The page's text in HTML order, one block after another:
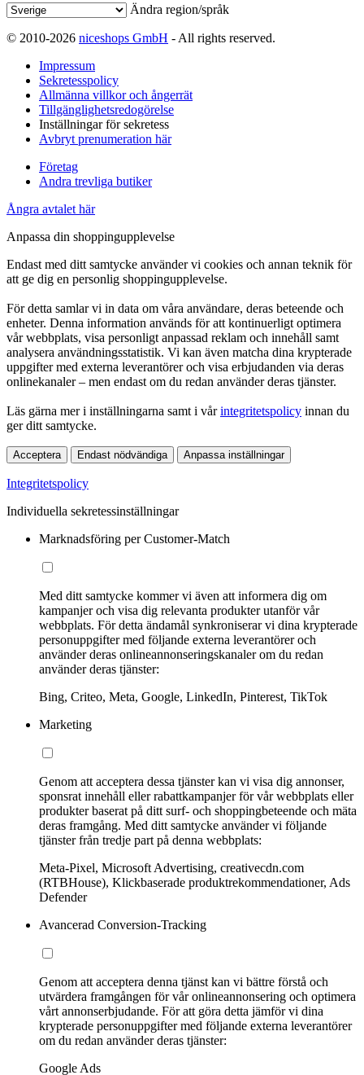
Ändra region/språk
© 2010-2026 niceshops GmbH - All rights reserved.
Impressum
Sekretesspolicy
Allmänna villkor och ångerrät
Tillgänglighetsredogörelse
Inställningar för sekretess
Avbryt prenumeration här
Företag
Andra trevliga butiker
Ångra avtalet här
Anpassa din shoppingupplevelse
Endast med ditt samtycke använder vi cookies och annan teknik för
att ge dig en personlig shoppingupplevelse.
För detta samlar vi in data om våra användare, deras beteende och
enheter. Denna information används för att kontinuerligt optimera
vår webbplats, visa personligt anpassad reklam och innehåll samt
analysera användningsstatistik. Vi kan även matcha dina krypterade
uppgifter med externa leverantörer och visa erbjudanden via deras
onlinekanaler – men endast om du redan använder deras tjänster.
Läs gärna mer i inställningarna samt i vårintegritetspolicy innan du
ger ditt samtycke.
Acceptera Endast nödvändiga Anpassa inställningar
Integritetspolicy
Individuella sekretessinställningar
Marknadsföring per Customer-Match
Med ditt samtycke kommer vi även att informera dig om
kampanjer och visa dig relevanta produkter utanför vår
webbplats. För detta ändamål synkroniserar vi dina krypterade
personuppgifter med följande externa leverantörer och
använder deras onlineannonseringskanaler om du redan
använder deras tjänster:
Bing, Criteo, Meta, Google, LinkedIn, Pinterest, TikTok
Marketing
Genom att acceptera dessa tjänster kan vi visa dig annonser,
sponsrat innehåll eller rabattkampanjer för vår webbplats eller
produkter baserat på ditt surf- och shoppingbeteende och mäta
deras framgång. Med ditt samtycke använder vi följande
tjänster från tredje part på denna webbplats:
Meta-Pixel, Microsoft Advertising, creativecdn.com
(RTBHouse), Klickbaserade produktrekommendationer, Ads
Defender
Avancerad Conversion-Tracking
Genom att acceptera denna tjänst kan vi bättre förstå och
utvärdera framgången för vår onlineannonsering och optimera
vårt annonserbjudande. För att göra detta jämför vi dina
krypterade personuppgifter med följande externa leverantörer
om du redan använder deras tjänster:
Google Ads